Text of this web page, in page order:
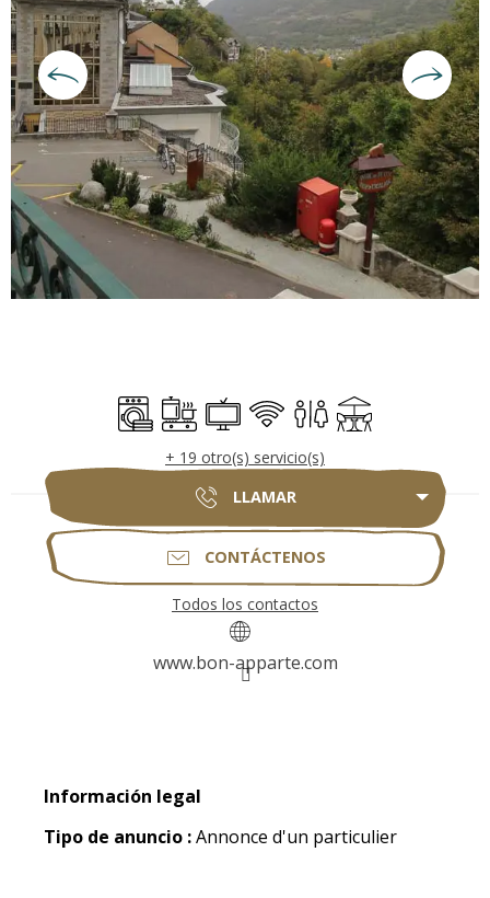
LavadoraPlaca de cocción
Televisión
Wifi Aseos Terraza
+ 19 otro(s) servicio(s)
LLAMAR
CONTÁCTENOS
Todos los contactos
www.bon-apparte.com
Información legal
Información legal
Tipo de anuncio :Annonce d'un particulier